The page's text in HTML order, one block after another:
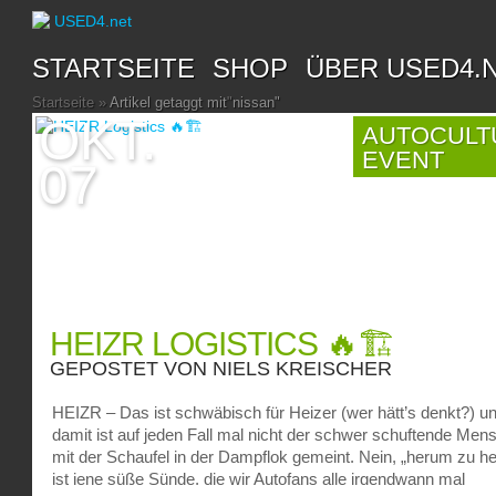
STARTSEITE SHOP ÜBER
Startseite » Artikel getaggt mit"nissan"
EVENT
OKT.
07
HEIZR LOGISTICS 🔥🏗️
GEPOSTET VON NIELS KREISCHER
HEIZR – Das ist schwäbisch für Heizer (wer hätt’s denkt?)
damit ist auf jeden Fall mal nicht der schwer schuftende
mit der Schaufel in der Dampflok gemeint. Nein, „herum zu
ist jene süße Sünde, die wir Autofans alle irgendwann mal